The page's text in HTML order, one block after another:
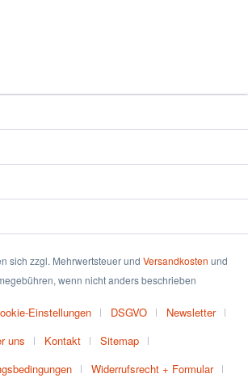
sich zzgl. Mehrwertsteuer und Versandkosten und
wenn nicht anders beschrieben
Einstellungen DSGVO
Newsletter
uns
Kontakt
Sitemap
Widerrufsrecht + Formular